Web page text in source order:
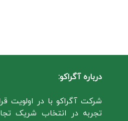
درباره آگراکو:
شرکت آگراکو با در اولویت
تجربه در انتخاب شریک